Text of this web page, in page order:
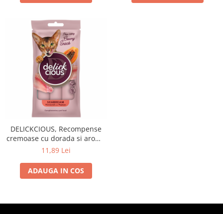
DELICKCIOUS, Recompense
cremoase cu dorada si aroma
de papaya, 60g
11,89 Lei
ADAUGA IN COS